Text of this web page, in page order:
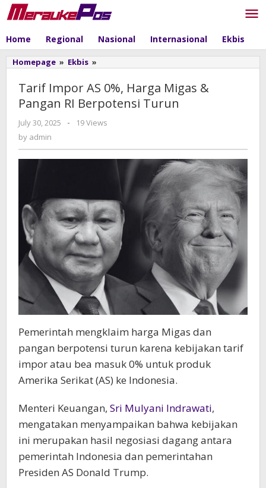
Skip
to
Home Regional Nasional Internasional Ekbis
Homepage » Ekbis »
AS
0%,
Harga
RI
Berpotensi
Tarif Impor AS 0%, Harga Migas &
Pangan RI Berpotensi Turun
July 30, 2025
by
-
19 Views
by admin
Pemerintah mengklaim harga Migas dan
pangan berpotensi turun karena kebijakan tarif
impor atau bea masuk 0% untuk produk
Amerika Serikat (AS) ke Indonesia.
Menteri Keuangan, Sri Mulyani Indrawati,
mengatakan menyampaikan bahwa kebijakan
ini merupakan hasil negosiasi dagang antara
pemerintah Indonesia dan pemerintahan
Presiden AS Donald Trump.